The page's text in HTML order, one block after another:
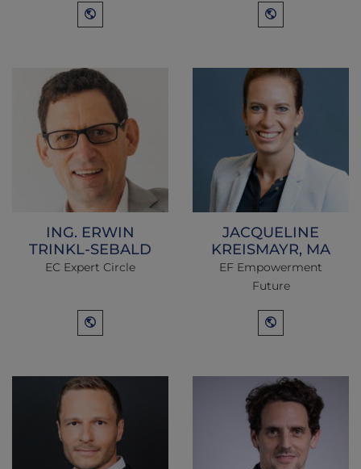
ING. ERWIN
TRINKL-SEBALD
EC Expert Circle
JACQUELINE
KREISMAYR, MA
EF Empowerment
Future